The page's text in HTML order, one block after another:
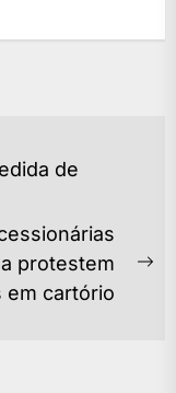
de
protestem
em cartório